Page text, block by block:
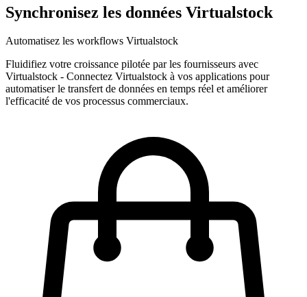
Synchronisez les données Virtualstock
Automatisez les workflows Virtualstock
Fluidifiez votre croissance pilotée par les fournisseurs avec
Virtualstock - Connectez Virtualstock à vos applications pour
automatiser le transfert de données en temps réel et améliorer
l'efficacité de vos processus commerciaux.